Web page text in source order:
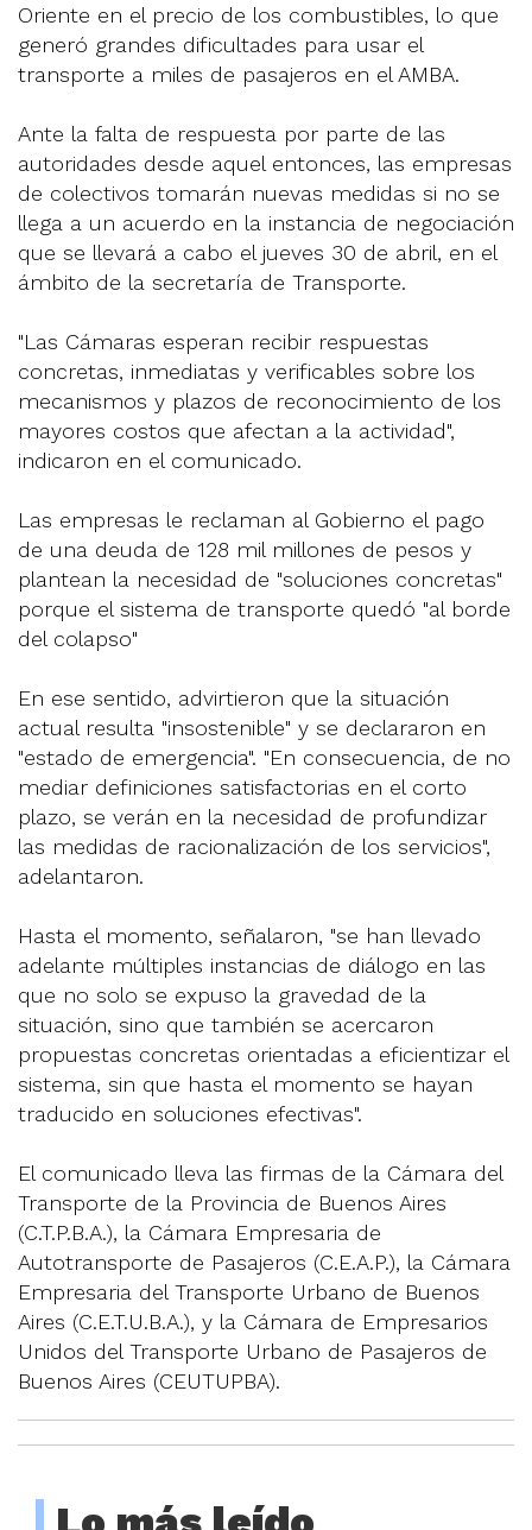
Oriente en el precio de los combustibles, lo que
generó grandes dificultades para usar el
transporte a miles de pasajeros en el AMBA.
Ante la falta de respuesta por parte de las
autoridades desde aquel entonces, las empresas
de colectivos tomarán nuevas medidas si no se
llega a un acuerdo en la instancia de negociación
que se llevará a cabo el jueves 30 de abril, en el
ámbito de la secretaría de Transporte.
"Las Cámaras esperan recibir respuestas
concretas, inmediatas y verificables sobre los
mecanismos y plazos de reconocimiento de los
mayores costos que afectan a la actividad",
indicaron en el comunicado.
Las empresas le reclaman al Gobierno el pago
de una deuda de 128 mil millones de pesos y
plantean la necesidad de "soluciones concretas"
porque el sistema de transporte quedó "al borde
del colapso"
En ese sentido, advirtieron que la situación
actual resulta "insostenible" y se declararon en
"estado de emergencia". "En consecuencia, de no
mediar definiciones satisfactorias en el corto
plazo, se verán en la necesidad de profundizar
las medidas de racionalización de los servicios",
adelantaron.
Hasta el momento, señalaron, "se han llevado
adelante múltiples instancias de diálogo en las
que no solo se expuso la gravedad de la
situación, sino que también se acercaron
propuestas concretas orientadas a eficientizar el
sistema, sin que hasta el momento se hayan
traducido en soluciones efectivas".
El comunicado lleva las firmas de la Cámara del
Transporte de la Provincia de Buenos Aires
(C.T.P.B.A.), la Cámara Empresaria de
Autotransporte de Pasajeros (C.E.A.P.), la Cámara
Empresaria del Transporte Urbano de Buenos
Aires (C.E.T.U.B.A.), y la Cámara de Empresarios
Unidos del Transporte Urbano de Pasajeros de
Buenos Aires (CEUTUPBA).